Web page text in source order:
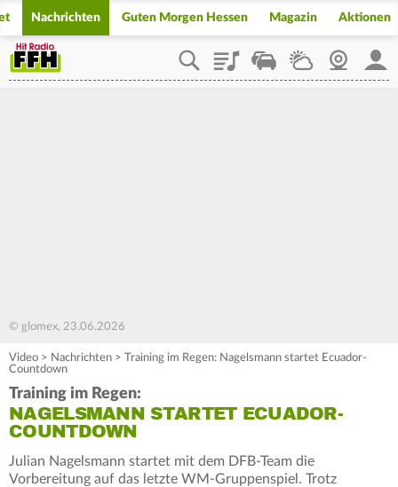
Nachrichten Guten Morgen Hessen Magazin Aktionen
PlaylistStaupilotWetterWebcam
© glomex, 23.06.2026
Video > Nachrichten > Training im Regen: Nagelsmann startet Ecuador-
Countdown
Training im Regen:
NAGELSMANN STARTET ECUADOR-
COUNTDOWN
Julian Nagelsmann startet mit dem DFB-Team die
Vorbereitung auf das letzte WM-Gruppenspiel. Trotz